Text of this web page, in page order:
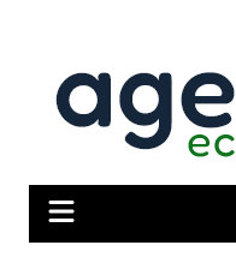
conteúdo